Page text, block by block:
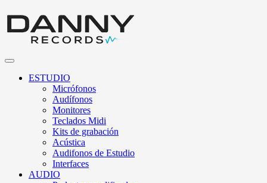
ESTUDIO
Micrófonos
Audífonos
Monitores
Teclados Midi
Kits de grabación
Acústica
Audifonos de Estudio
Interfaces
AUDIO